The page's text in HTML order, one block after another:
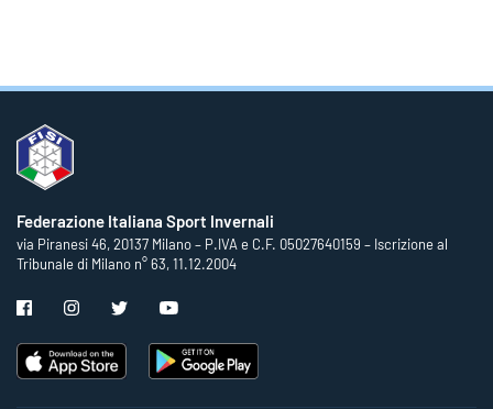
Federazione Italiana Sport Invernali
via Piranesi 46, 20137 Milano – P.IVA e C.F. 05027640159 – Iscrizione al
Tribunale di Milano n° 63, 11.12.2004